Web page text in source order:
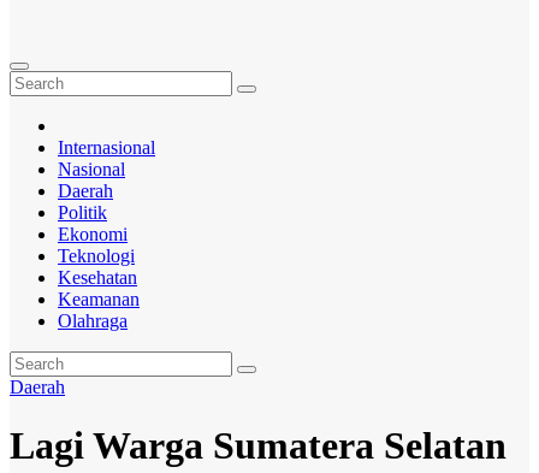
Internasional
Nasional
Daerah
Politik
Ekonomi
Teknologi
Kesehatan
Keamanan
Olahraga
Daerah
Lagi Warga Sumatera Selatan